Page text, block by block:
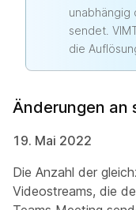
unabhängig
sendet.
die
Änderungen an
19. Mai 2022
Die Anzahl der
Videostreams, die